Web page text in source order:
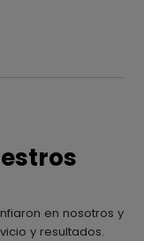
en nosotros y
y resultados.